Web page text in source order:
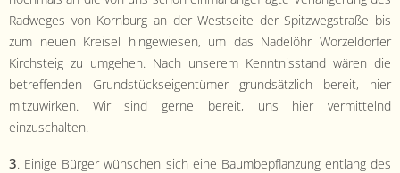
Rad­weges von Korn­burg an der West­seite der Spitzwegstraße bis
zum neuen Kreisel hingewiesen, um das Nadelöhr Worzel­dor­fer
Kirch­steig zu umge­hen. Nach unserem Ken­nt­nis­stand wären die
betr­e­f­fend­en Grund­stück­seigen­tümer grund­sät­zlich bere­it, hier
mitzuwirken. Wir sind gerne bere­it, uns hier ver­mit­tel­nd
einzuschalten.
3. Einige Bürg­er wün­schen sich eine Baum­bepflanzung ent­lang des